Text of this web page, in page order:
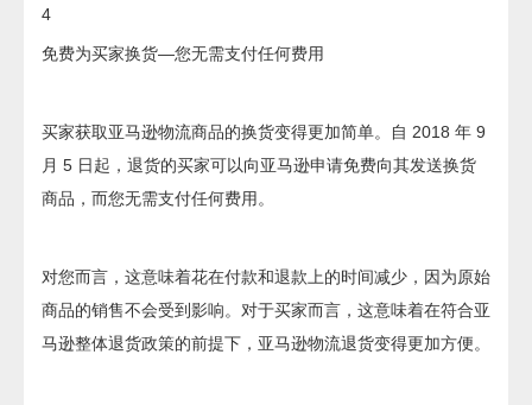
4
免费为买家换货—您无需支付任何费用
买家获取亚马逊物流商品的换货变得更加简单。自 2018 年 9
月 5 日起，退货的买家可以向亚马逊申请免费向其发送换货
商品，而您无需支付任何费用。
对您而言，这意味着花在付款和退款上的时间减少，因为原始
商品的销售不会受到影响。对于买家而言，这意味着在符合亚
马逊整体退货政策的前提下，亚马逊物流退货变得更加方便。